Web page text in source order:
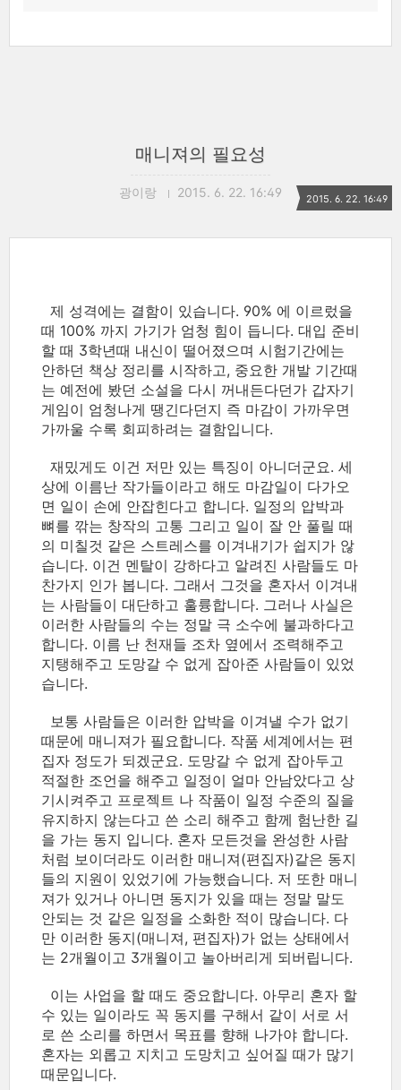
매니져의 필요성
광이랑 2015. 6. 22. 16:49 2015. 6. 22. 16:49
제 성격에는 결함이 있습니다. 90% 에 이르렀을
때 100% 까지 가기가 엄청 힘이 듭니다. 대입 준비
할 때 3학년때 내신이 떨어졌으며 시험기간에는
안하던 책상 정리를 시작하고, 중요한 개발 기간때
는 예전에 봤던 소설을 다시 꺼내든다던가 갑자기
게임이 엄청나게 땡긴다던지 즉 마감이 가까우면
가까울 수록 회피하려는 결함입니다.
재밌게도 이건 저만 있는 특징이 아니더군요. 세
상에 이름난 작가들이라고 해도 마감일이 다가오
면 일이 손에 안잡힌다고 합니다. 일정의 압박과
뼈를 깎는 창작의 고통 그리고 일이 잘 안 풀릴 때
의 미칠것 같은 스트레스를 이겨내기가 쉽지가 않
습니다. 이건 멘탈이 강하다고 알려진 사람들도 마
찬가지 인가 봅니다. 그래서 그것을 혼자서 이겨내
는 사람들이 대단하고 훌륭합니다. 그러나 사실은
이러한 사람들의 수는 정말 극 소수에 불과하다고
합니다. 이름 난 천재들 조차 옆에서 조력해주고
지탱해주고 도망갈 수 없게 잡아준 사람들이 있었
습니다.
보통 사람들은 이러한 압박을 이겨낼 수가 없기
때문에 매니져가 필요합니다. 작품 세계에서는 편
집자 정도가 되겠군요. 도망갈 수 없게 잡아두고
적절한 조언을 해주고 일정이 얼마 안남았다고 상
기시켜주고 프로젝트 나 작품이 일정 수준의 질을
유지하지 않는다고 쓴 소리 해주고 함께 험난한 길
을 가는 동지 입니다. 혼자 모든것을 완성한 사람
처럼 보이더라도 이러한 매니져(편집자)같은 동지
들의 지원이 있었기에 가능했습니다. 저 또한 매니
져가 있거나 아니면 동지가 있을 때는 정말 말도
안되는 것 같은 일정을 소화한 적이 많습니다. 다
만 이러한 동지(매니져, 편집자)가 없는 상태에서
는 2개월이고 3개월이고 놀아버리게 되버립니다.
이는 사업을 할 때도 중요합니다. 아무리 혼자 할
수 있는 일이라도 꼭 동지를 구해서 같이 서로 서
로 쓴 소리를 하면서 목표를 향해 나가야 합니다.
혼자는 외롭고 지치고 도망치고 싶어질 때가 많기
때문입니다.